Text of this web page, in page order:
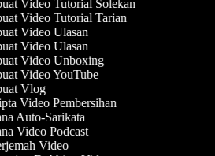
Video Tutorial Solekan
Video Tutorial Tarian
Video Ulasan
Video Ulasan
Video Unboxing
Video YouTube
Vlog
Video Pembersihan
Auto-Sarikata
Video Podcast
Video